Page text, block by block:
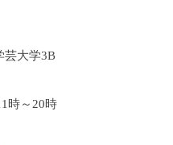
様【初回限定】カット＋縮毛矯正 通
様
ロマヘッドスパ（30分） 通常
ーポン
￥11,000 ＊初めてTreeをご
芸大学3B
時～20時